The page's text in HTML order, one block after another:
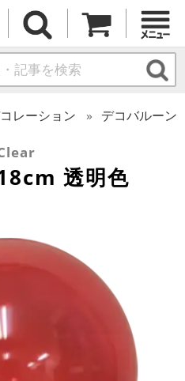
レーション デコバルーン
透明色